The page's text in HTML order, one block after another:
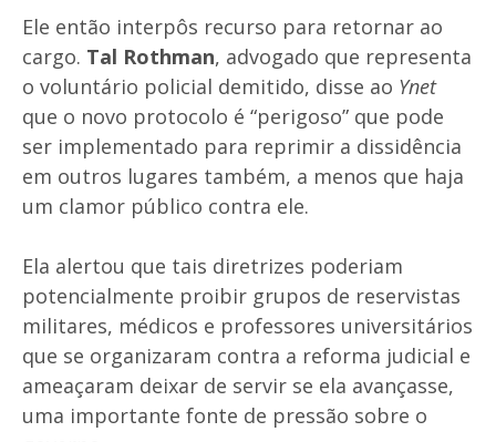
Ele então interpôs recurso para retornar ao
cargo. Tal Rothman, advogado que representa
o voluntário policial demitido, disse ao Ynet
que o novo protocolo é “perigoso” que pode
ser implementado para reprimir a dissidência
em outros lugares também, a menos que haja
um clamor público contra ele.
Ela alertou que tais diretrizes poderiam
potencialmente proibir grupos de reservistas
militares, médicos e professores universitários
que se organizaram contra a reforma judicial e
ameaçaram deixar de servir se ela avançasse,
uma importante fonte de pressão sobre o